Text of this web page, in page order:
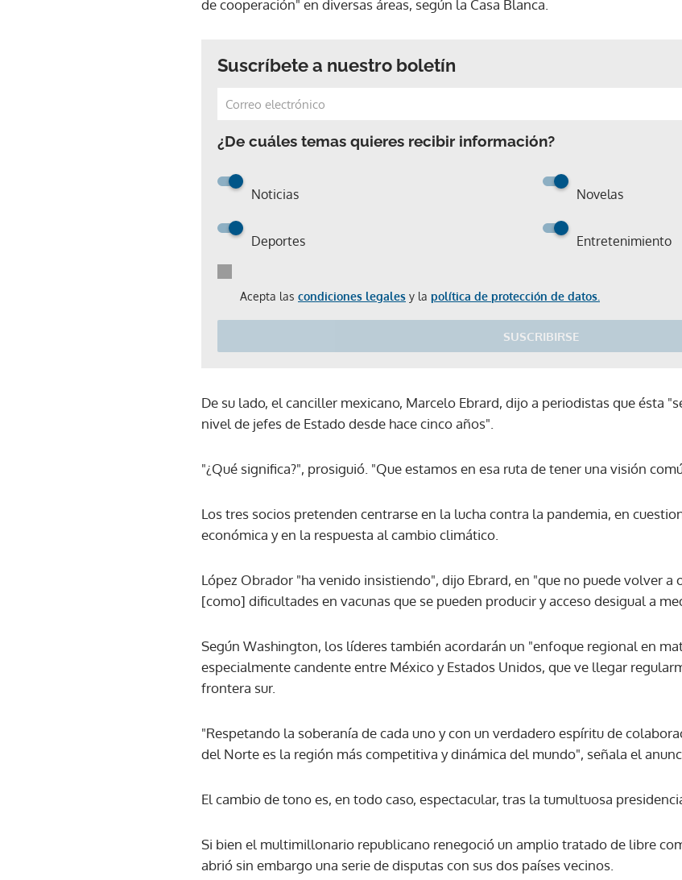
de cooperación" en diversas áreas, según la Casa Blanca.
Suscríbete a nuestro boletín
¿De cuáles temas quieres recibir información?
Noticias Novelas
Deportes Entretenimiento
Acepta las condiciones legales y la política de protección de datos.
SUSCRIBIRSE
Gracias por suscribirte a nuestro boletín.
De su lado, el canciller mexicano, Marcelo Ebrard, dijo a periodistas que ésta
nivel de jefes de Estado desde hace cinco años".
"¿Qué significa?", prosiguió. "Que estamos en esa ruta de tener una visión
Los tres socios pretenden centrarse en la lucha contra la pandemia, en
económica y en la respuesta al cambio climático.
López Obrador "ha venido insistiendo", dijo Ebrard, en "que no puede volver a
[como] dificultades en vacunas que se pueden producir y acceso desigual a
Según Washington, los líderes también acordarán un "enfoque regional en
especialmente candente entre México y Estados Unidos, que ve llegar
frontera sur.
"Respetando la soberanía de cada uno y con un verdadero espíritu de
del Norte es la región más competitiva y dinámica del mundo", señala el
El cambio de tono es, en todo caso, espectacular, tras la tumultuosa
Si bien el multimillonario republicano renegoció un amplio tratado de libre
abrió sin embargo una serie de disputas con sus dos países vecinos.